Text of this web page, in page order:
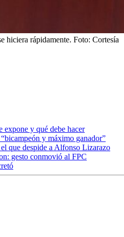
hiciera rápidamente. Foto: Cortesía
expone y qué debe hacer
y máximo ganador”
que despide a Alfonso Lizarazo
gesto conmovió al FPC